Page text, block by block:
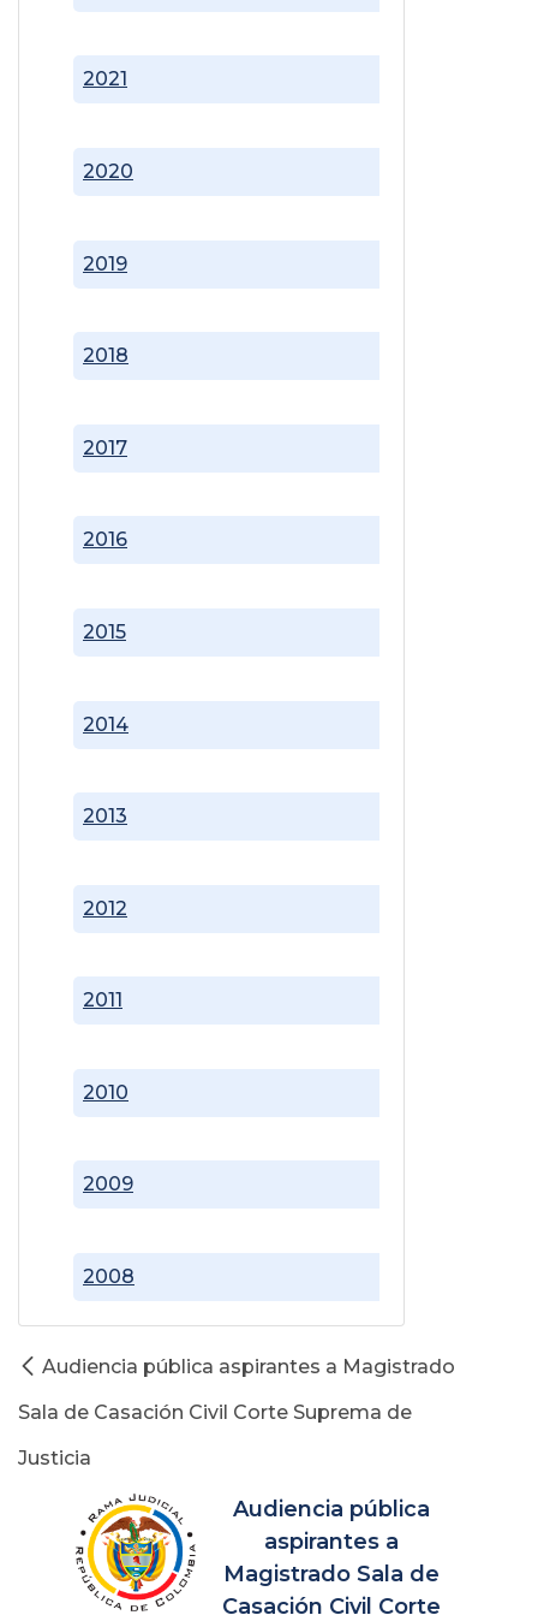
2008
2009
2010
2011
2012
2013
2014
2015
2016
2017
2018
2019
2020
2021
Audiencia pública aspirantes a Magistrado
Sala de Casación Civil Corte Suprema de
Justicia
Audiencia pública
aspirantes a
Magistrado Sala de
Casación Civil Corte